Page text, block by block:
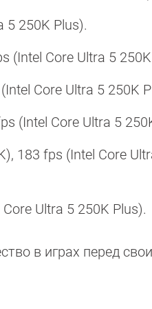
5 250K Plus).
(Intel Core Ultra 5
Core Ultra 5 250K
(Intel Core Ultra 5
183 fps (Intel Core
Ultra 5 250K Plus).
в играх перед